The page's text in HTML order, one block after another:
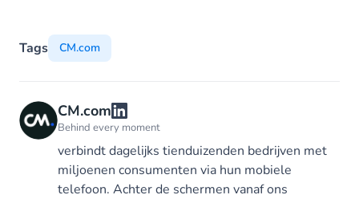
Tags CM.com
CM.com
Behind every moment
verbindt dagelijks tienduizenden bedrijven met
miljoenen consumenten via hun mobiele
telefoon. Achter de schermen vanaf ons